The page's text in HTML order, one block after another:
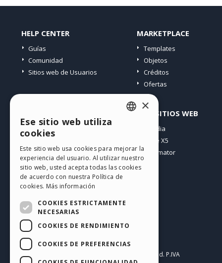
HELP CENTER
Guías
Comunidad
Sitios web de Usuarios
MARKETPLACE
Templates
Objetos
Créditos
Ofertas
Mis post
Mis download
Espacio Web
Mis Créditos
OTROS SITIOS WEB
Incomedia
WebSite X5
WebAnimator
Español
Copyright © 2026
All rights reserved. P.IVA
GERMAN
SPANISH
RUSSIAN
FRENCH
×
Ese sitio web utiliza
cookies
Este sitio web usa cookies para mejorar la
experiencia del usuario. Al utilizar nuestro
sitio web, usted acepta todas las cookies
de acuerdo con nuestra Política de
cookies. Más información
COOKIES ESTRICTAMENTE
NECESARIAS
COOKIES DE RENDIMIENTO
COOKIES DE PREFERENCIAS